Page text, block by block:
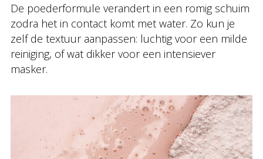
De poederformule verandert in een romig schuim
zodra het in contact komt met water. Zo kun je
zelf de textuur aanpassen: luchtig voor een milde
reiniging, of wat dikker voor een intensiever
masker.